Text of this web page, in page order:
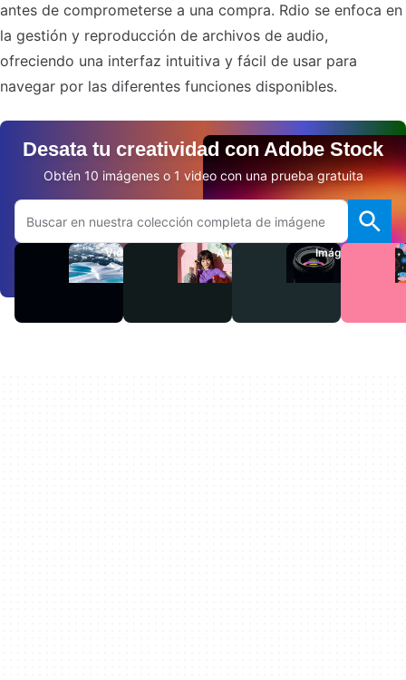
antes de comprometerse a una compra. Rdio se enfoca en
la gestión y reproducción de archivos de audio,
ofreciendo una interfaz intuitiva y fácil de usar para
navegar por las diferentes funciones disponibles.
Desata tu creatividad con Adobe Stock
Obtén 10 imágenes o 1 video con una prueba gratuita
Buscar en el sitio web de Adobe.com
Videos Audio Imágenes